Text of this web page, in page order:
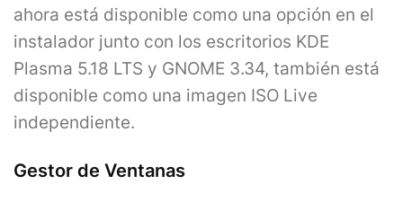
ahora está disponible como una opción en el
instalador junto con los escritorios KDE
Plasma 5.18 LTS y GNOME 3.34, también está
disponible como una imagen ISO Live
independiente.
Gestor de Ventanas